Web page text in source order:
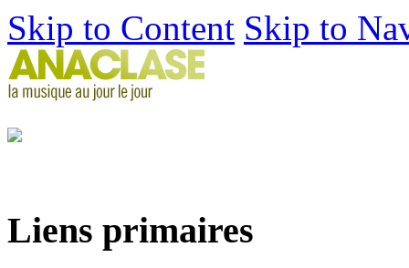
Skip to Content Skip to
Liens primaires